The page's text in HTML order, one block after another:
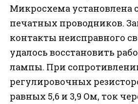
Микросхема установлена
печатных проводников.
контакты неисправного
удалось восстановить
лампы. При
регулировочных
равных 5,6 и 3,9 Ом, ток